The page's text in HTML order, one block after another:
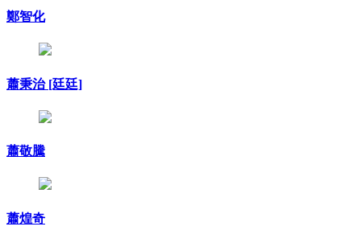
鄭智化
蕭秉治 [廷廷]
蕭敬騰
蕭煌奇